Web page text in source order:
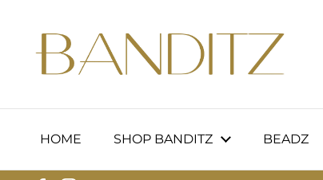
HOME SHOP BANDITZ BEADZ